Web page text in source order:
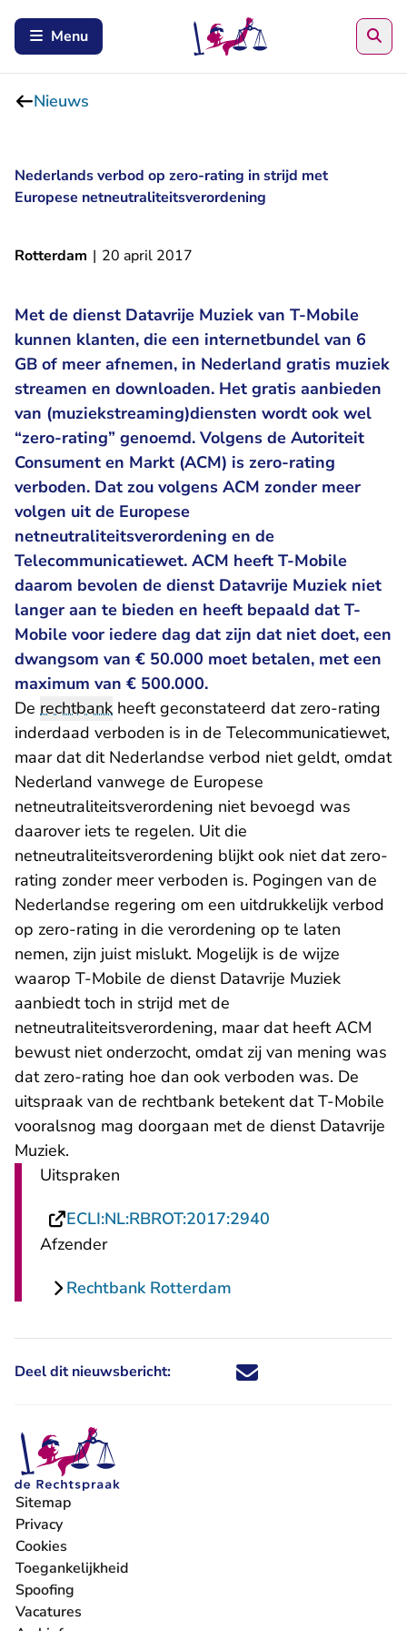
Menu
Nieuws
Nederlands verbod op zero-rating in strijd met
Europese netneutraliteitsverordening
Rotterdam | 20 april 2017
Met de dienst Datavrije Muziek van T-Mobile
kunnen klanten, die een internetbundel van 6
GB of meer afnemen, in Nederland gratis muziek
streamen en downloaden. Het gratis aanbieden
van (muziekstreaming)diensten wordt ook wel
“zero-rating” genoemd. Volgens de Autoriteit
Consument en Markt (ACM) is zero-rating
verboden. Dat zou volgens ACM zonder meer
volgen uit de Europese
netneutraliteitsverordening en de
Telecommunicatiewet. ACM heeft T-Mobile
daarom bevolen de dienst Datavrije Muziek niet
langer aan te bieden en heeft bepaald dat T-
Mobile voor iedere dag dat zijn dat niet doet, een
dwangsom van € 50.000 moet betalen, met een
maximum van € 500.000.
De rechtbank heeft geconstateerd dat zero-rating
inderdaad verboden is in de Telecommunicatiewet,
maar dat dit Nederlandse verbod niet geldt, omdat
Nederland vanwege de Europese
netneutraliteitsverordening niet bevoegd was
daarover iets te regelen. Uit die
netneutraliteitsverordening blijkt ook niet dat zero-
rating zonder meer verboden is. Pogingen van de
Nederlandse regering om een uitdrukkelijk verbod
op zero-rating in die verordening op te laten
nemen, zijn juist mislukt. Mogelijk is de wijze
waarop T-Mobile de dienst Datavrije Muziek
aanbiedt toch in strijd met de
netneutraliteitsverordening, maar dat heeft ACM
bewust niet onderzocht, omdat zij van mening was
dat zero-rating hoe dan ook verboden was. De
uitspraak van de rechtbank betekent dat T-Mobile
vooralsnog mag doorgaan met de dienst Datavrije
Muziek.
Uitspraken
ECLI:NL:RBROT:2017:2940
Afzender
Rechtbank Rotterdam
Deel dit nieuwsbericht: Deel dit nieuwsbericht via X -
Deel dit nieuwsbericht via
Deel dit nieuwsbericht
Deel dit
Sitemap
Privacy
Cookies
Toegankelijkheid
Spoofing
Vacatures
- U verlaat Rechtspraak.nl